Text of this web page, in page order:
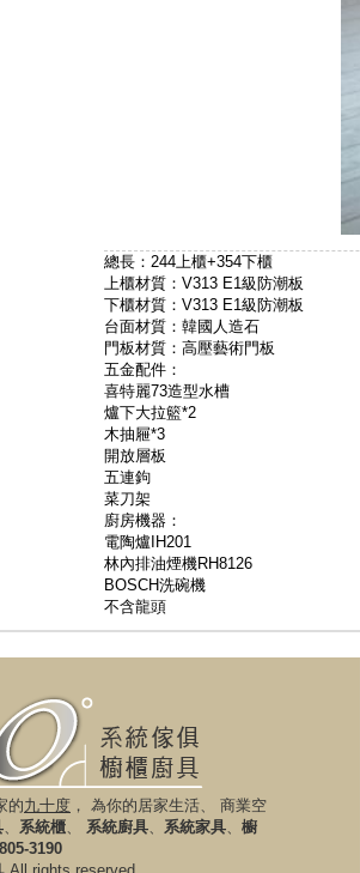
總長：244上櫃+354下櫃
上櫃材質：V313 E1級防潮板
下櫃材質：V313 E1級防潮板
台面材質：韓國人造石
門板材質：高壓藝術門板
五金配件：
喜特麗73造型水槽
爐下大拉籃*2
木抽屜*3
開放層板
五連鉤
菜刀架
廚房機器：
電陶爐IH201
林內排油煙機RH8126
BOSCH洗碗機
不含龍頭
的九十度 ， 為你的居家生活、 商業空
、 系統櫃、 系統廚具、 系統家具、 櫥
3190